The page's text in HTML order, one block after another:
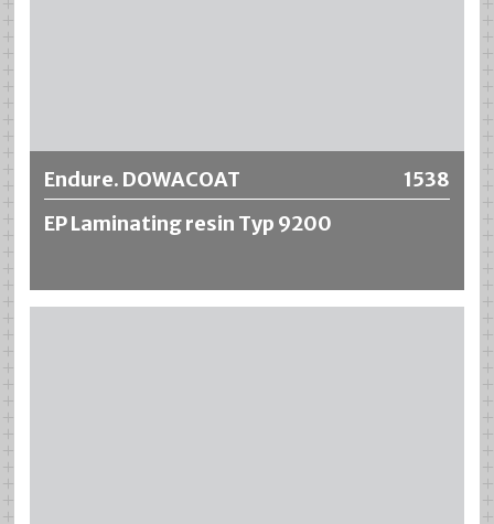
1538
Endure. DOWACOAT
EP Laminating resin Typ 9200